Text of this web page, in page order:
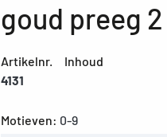
goud preeg
Artikelnr.
4131
Inhoud
Motieven: 0-9